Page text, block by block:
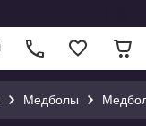
Медболы